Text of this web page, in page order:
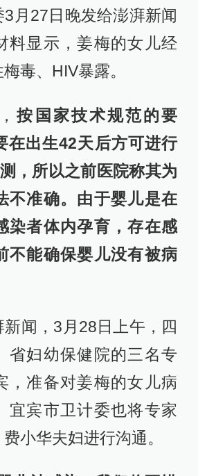
月27日晚发给澎湃新闻
料显示，姜梅的女儿经
毒、HIV暴露。
按国家技术规范的要
在出生42天后方可进行
，所以之前医院称其为
不准确。由于婴儿是在
染者体内孕育，存在感
不能确保婴儿没有被病
闻，3月28日上午，四
省妇幼保健院的三名专
，准备对姜梅的女儿病
宜宾市卫计委也将专家
小华夫妇进行沟通。